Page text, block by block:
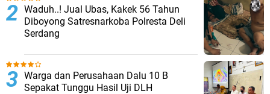
Waduh..! Jual Ubas, Kakek 56 Tahun
Diboyong Satresnarkoba Polresta Deli
Serdang
Warga dan Perusahaan Dalu 10 B
Sepakat Tunggu Hasil Uji DLH